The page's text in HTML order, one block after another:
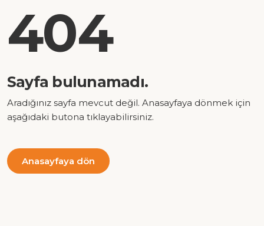
404
Sayfa bulunamadı.
Aradığınız sayfa mevcut değil. Anasayfaya dönmek için
aşağıdaki butona tıklayabilirsiniz.
Anasayfaya dön